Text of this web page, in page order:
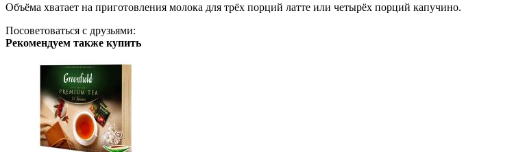
​Объёма хватает на приготовления молока для трёх порций латте или четырёх порций капучино.
Посоветоваться с друзьями:
Рекомендуем также купить